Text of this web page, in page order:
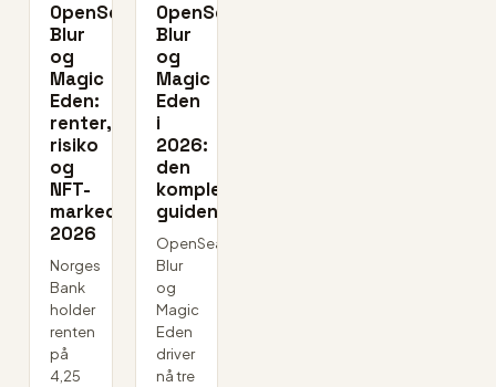
OpenSea,
Blur
og
Magic
Eden:
renter,
risiko
og
NFT-
markedet
2026
Norges
Bank
holder
renten
på
4,25
OpenSea,
Blur
og
Magic
Eden
i
2026:
den
komplette
guiden
OpenSea,
Blur
og
Magic
Eden
driver
nå tre